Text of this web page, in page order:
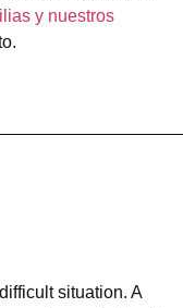
y nuestros
situation. A